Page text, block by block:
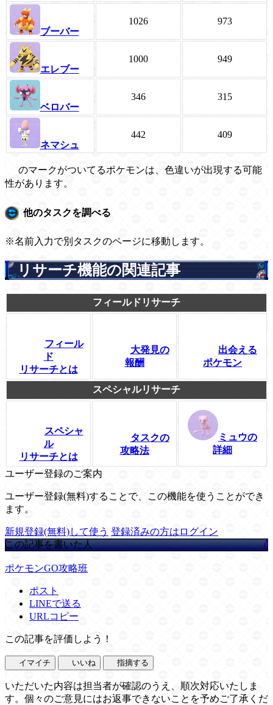
ブーバー
1026 973
エレブー
1000 949
ベロバー
346 315
ネマシュ
442 409
のマークがついてるポケモンは、色違いが出現する可能
性があります。
他のタスクを調べる
※名前入力で別タスクのページに移動します。
リサーチ機能の関連記事
フィールドリサーチ
フィール
ド
リサーチとは
大発見の
報酬
出会える
ポケモン
スペシャルリサーチ
スペシャ
ル
リサーチとは
タスクの
攻略法
ミュウの
詳細
ユーザー登録のご案内
ユーザー登録(無料)することで、この機能を使うことができ
ます。
新規登録(無料)して使う 登録済みの方はログイン
この記事を書いた人
ポケモンGO攻略班
ポスト
LINEで送る
URLコピー
この記事を評価しよう！
イマイチ いいね 指摘する
いただいた内容は担当者が確認のうえ、順次対応いたしま
す。個々のご意見にはお返事できないことを予めご了承くだ